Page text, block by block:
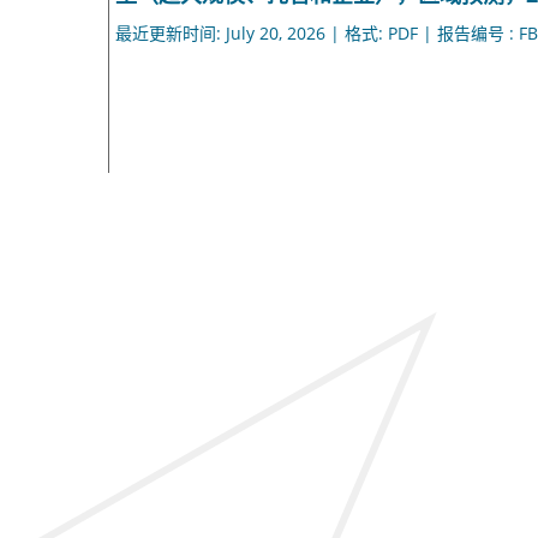
最近更新时间: July 20, 2026 | 格式: PDF | 报告编号 :